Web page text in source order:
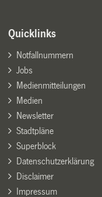
Quicklinks
Notfallnummern
Jobs
Medienmitteilungen
Medien
Newsletter
Stadtpläne
Superblock
Datenschutzerklärung
Disclaimer
Impressum